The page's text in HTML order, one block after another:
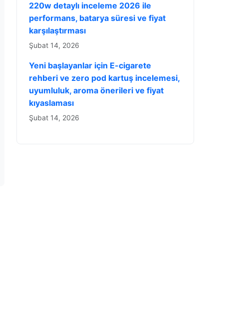
220w detaylı inceleme 2026 ile
performans, batarya süresi ve fiyat
karşılaştırması
Şubat 14, 2026
Yeni başlayanlar için E-cigarete
rehberi ve zero pod kartuş incelemesi,
uyumluluk, aroma önerileri ve fiyat
kıyaslaması
Şubat 14, 2026